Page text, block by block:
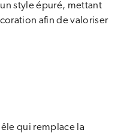
style épuré, mettant
afin de valoriser
qui remplace la